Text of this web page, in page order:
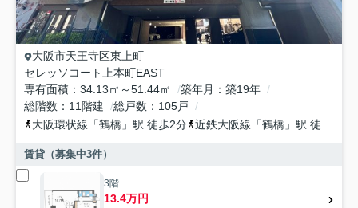
大阪市天王寺区東上町
セレッソコート上本町EAST
専有面積
34.13㎡～51.44㎡ 築年月
築19年
総階数
11階建 総戸数
105戸
大阪環状線 「鶴橋 」駅 徒歩2分 近鉄大阪線 「鶴橋 」駅 徒歩2分
賃貸（募集中3件）
3階
13.4万円